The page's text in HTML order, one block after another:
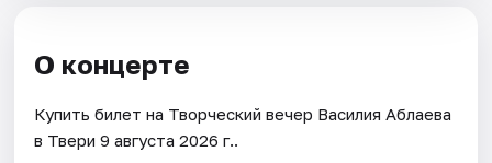
О концерте
Купить билет на Творческий вечер Василия Аблаева
в Твери 9 августа 2026 г..